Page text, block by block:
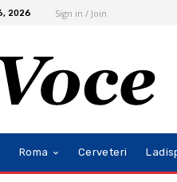
2026 Sign in / Join
Roma Cerveteri